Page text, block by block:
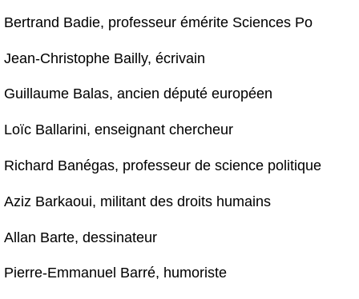
Bertrand Badie, professeur émérite Sciences Po
Jean-Christophe Bailly, écrivain
Guillaume Balas, ancien député européen
Loïc Ballarini, enseignant chercheur
Richard Banégas, professeur de science politique
Aziz Barkaoui, militant des droits humains
Allan Barte, dessinateur
Pierre-Emmanuel Barré, humoriste